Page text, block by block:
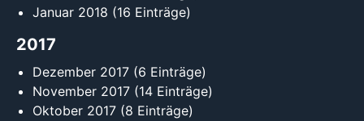
Januar 2018 (16 Einträge)
2017
Dezember 2017 (6 Einträge)
November 2017 (14 Einträge)
Oktober 2017 (8 Einträge)